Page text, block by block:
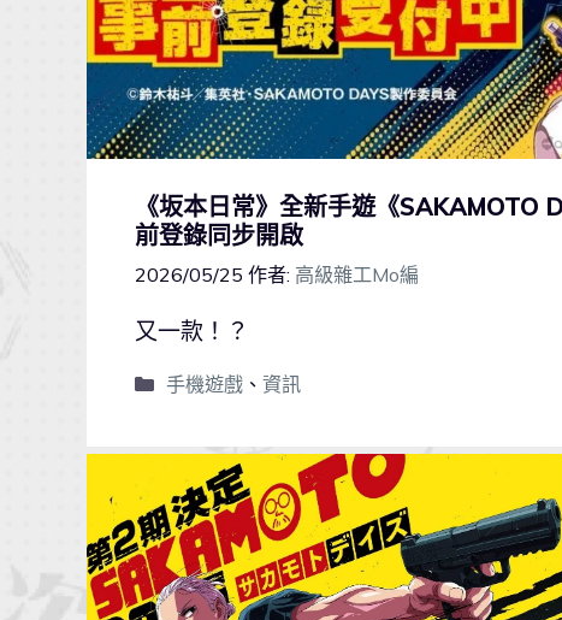
《坂本日常》全新手遊《
前登錄同步開啟
2026/05/25 作者: 高級雜工Mo編
又一款！？
手機遊戲、 資訊